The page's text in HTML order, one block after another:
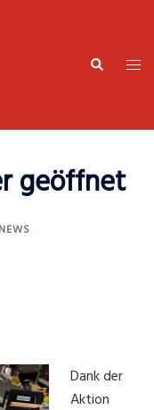
Suche
geöffnet
NEWS
Dank der
Aktion